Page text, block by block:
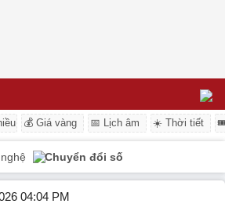
💰 Giá vàng 📅 Lịch âm ☀️ Thời tiết
Chuyển đổi số
04:04 PM